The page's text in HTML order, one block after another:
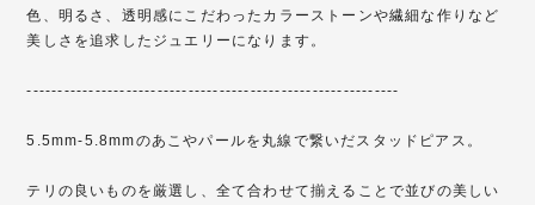
色、明るさ、透明感にこだわったカラーストーンや繊細な作りなど
美しさを追求したジュエリーになります。
------------------------------------------------------------
5.5mm-5.8mmのあこやパールを丸線で繋いだスタッドピアス。
テリの良いものを厳選し、全て合わせて揃えることで並びの美しい